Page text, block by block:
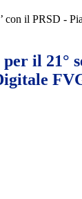
con il PRSD -
il 21°